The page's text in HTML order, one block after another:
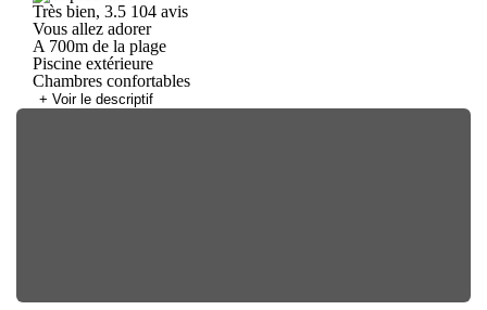
Très bien, 3.5 104 avis
Vous allez adorer
A 700m de la plage
Piscine extérieure
Chambres confortables
+ Voir le descriptif